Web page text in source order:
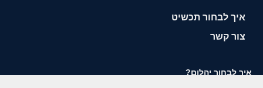
איך לבחור תכשיט
צור קשר
איך לבחור יהלום?